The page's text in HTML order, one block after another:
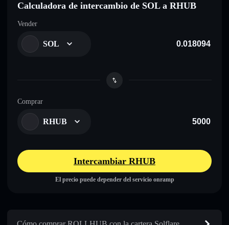
Calculadora de intercambio de SOL a RHUB
Vender
SOL
Comprar
RHUB
Intercambiar RHUB
El precio puede depender del servicio onramp